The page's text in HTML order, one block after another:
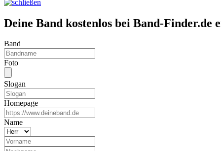
Deine Band kostenlos bei Band-Finder.de
Band
Foto
Slogan
Homepage
Name